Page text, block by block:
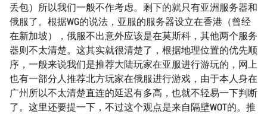
丢包）所以我们一般不作考虑。剩下的就只有亚洲服务器和
俄服了。根据WG的说法，亚服的服务器设立在香港（曾经
在新加坡），俄服不出意外应该是在莫斯科，其他两个服务
器则不太清楚。这其实就很清楚了，根据地理位置的优先顺
序，一般来说我们是推荐大陆玩家在亚服进行游玩的，网上
也有一部分人推荐北方玩家在俄服进行游戏，由于本人身在
广州所以不太清楚直连的延迟有多高，也就不轻易一下判断
了。这里还要提一下，不过这个观点是来自隔壁WOT的。推